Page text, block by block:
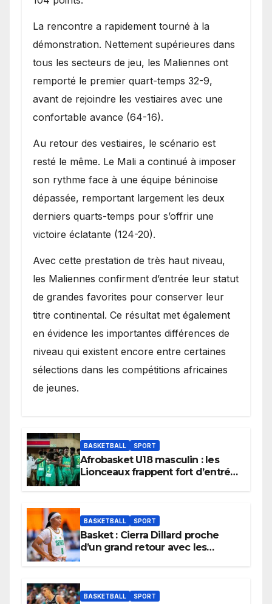
La rencontre a rapidement tourné à la
démonstration. Nettement supérieures dans
tous les secteurs de jeu, les Maliennes ont
remporté le premier quart-temps 32-9,
avant de rejoindre les vestiaires avec une
confortable avance (64-16).
Au retour des vestiaires, le scénario est
resté le même. Le Mali a continué à imposer
son rythme face à une équipe béninoise
dépassée, remportant largement les deux
derniers quarts-temps pour s’offrir une
victoire éclatante (124-20).
Avec cette prestation de très haut niveau,
les Maliennes confirment d’entrée leur statut
de grandes favorites pour conserver leur
titre continental. Ce résultat met également
en évidence les importantes différences de
niveau qui existent encore entre certaines
sélections dans les compétitions africaines
de jeunes.
BASKETBALL SPORT
Afrobasket U18 masculin : les
Lionceaux frappent fort d’entrée
BASKETBALL SPORT
Basket : Cierra Dillard proche
d’un grand retour avec les
BASKETBALL SPORT